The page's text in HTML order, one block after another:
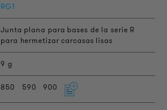
RG1
Junta plana para bases de la serie R
para hermetizar carcasas lisas
9 g
850 590 900